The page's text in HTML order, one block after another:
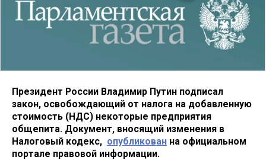
Президент России Владимир Путин подписал
закон, освобождающий от налога на добавленную
стоимость (НДС) некоторые предприятия
общепита. Документ, вносящий изменения в
Налоговый кодекс, опубликован на официальном
портале правовой информации.